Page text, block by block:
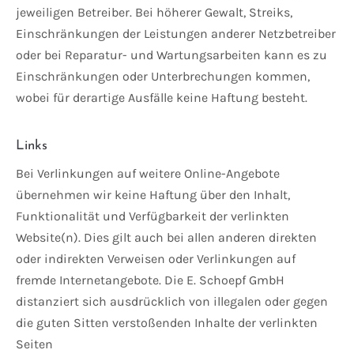
jeweiligen Betreiber. Bei höherer Gewalt, Streiks,
Einschränkungen der Leistungen anderer Netzbetreiber
oder bei Reparatur- und Wartungsarbeiten kann es zu
Einschränkungen oder Unterbrechungen kommen,
wobei für derartige Ausfälle keine Haftung besteht.
Links
Bei Verlinkungen auf weitere Online-Angebote
übernehmen wir keine Haftung über den Inhalt,
Funktionalität und Verfügbarkeit der verlinkten
Website(n). Dies gilt auch bei allen anderen direkten
oder indirekten Verweisen oder Verlinkungen auf
fremde Internetangebote. Die E. Schoepf GmbH
distanziert sich ausdrücklich von illegalen oder gegen
die guten Sitten verstoßenden Inhalte der verlinkten
Seiten